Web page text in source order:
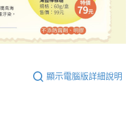
顯示電腦版詳細說明